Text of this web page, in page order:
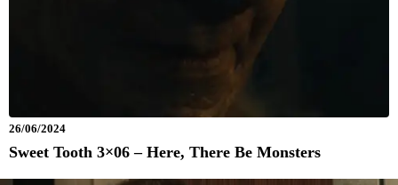
26/06/2024
Sweet Tooth 3×06 – Here, There Be Monsters